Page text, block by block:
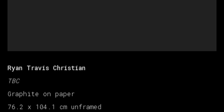
Ryan Travis Christian
TBC
Graphite on paper
76.2 x 104.1 cm unframed